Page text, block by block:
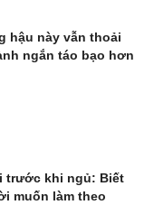
hậu này vẫn thoải
ngắn táo bạo hơn
trước khi ngủ: Biết
muốn làm theo